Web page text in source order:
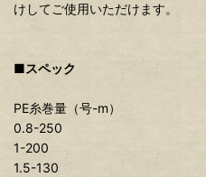
けしてご使用いただけます。
■スペック
PE糸巻量（号-m）
0.8-250
1-200
1.5-130